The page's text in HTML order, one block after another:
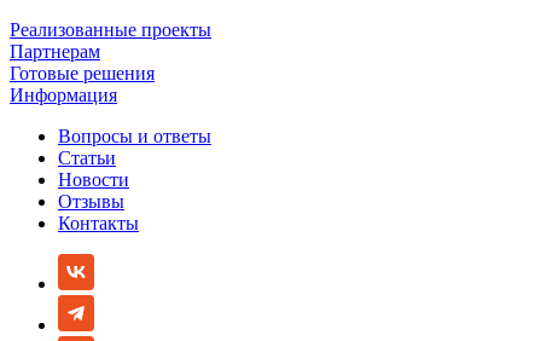
Реализованные проекты
Партнерам
Готовые решения
Информация
Вопросы и ответы
Статьи
Новости
Отзывы
Контакты